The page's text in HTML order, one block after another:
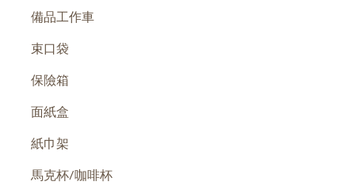
備品工作車
束口袋
保險箱
面紙盒
紙巾架
馬克杯/咖啡杯